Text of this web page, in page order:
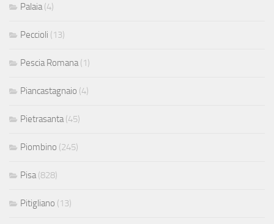
Palaia (4)
Peccioli (13)
Pescia Romana (1)
Piancastagnaio (4)
Pietrasanta (45)
Piombino (245)
Pisa (828)
Pitigliano (13)